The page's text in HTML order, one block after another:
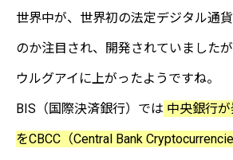
世界中が、世界初の法定デジタル通
のか注目され、開発されていました
ウルグアイに上がったようですね。
BIS（国際決済銀行）では 中央銀行
をCBCC（Central Bank